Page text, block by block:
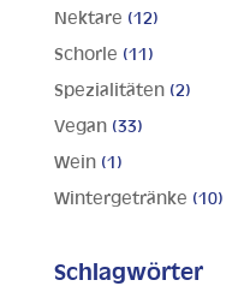
Nektare (12)
Schorle (11)
Spezialitäten (2)
Vegan (33)
Wein (1)
Wintergetränke (10)
Schlagwörter